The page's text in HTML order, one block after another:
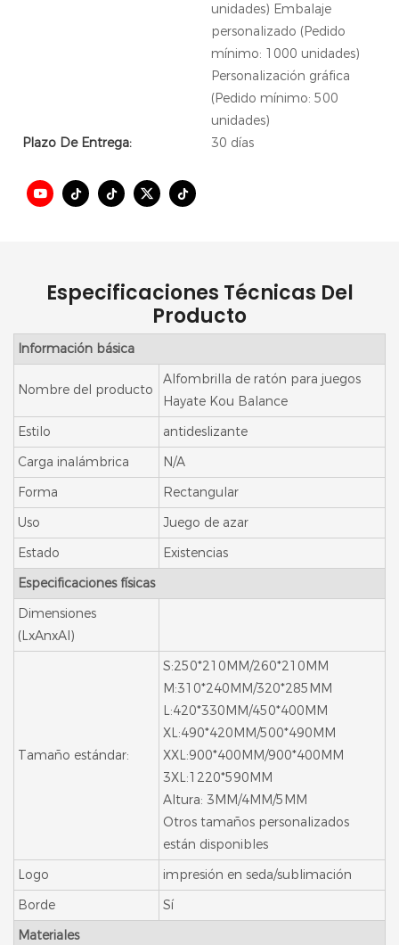
unidades) Embalaje
personalizado (Pedido
mínimo: 1000 unidades)
Personalización gráfica
(Pedido mínimo: 500
unidades)
Plazo De Entrega:
30 días
Especificaciones Técnicas Del
Producto
Información básica
Nombre del producto
Alfombrilla de ratón para juegos
Hayate Kou Balance
Estilo
antideslizante
Carga inalámbrica
N/A
Forma
Rectangular
Uso
Juego de azar
Estado
Existencias
Especificaciones físicas
Dimensiones
(LxAnxAl)
Tamaño estándar:
S:250*210MM/260*210MM
M:310*240MM/320*285MM
L:420*330MM/450*400MM
XL:490*420MM/500*490MM
XXL:900*400MM/900*400MM
3XL:1220*590MM
Altura: 3MM/4MM/5MM
Otros tamaños personalizados
están disponibles
Logo
impresión en seda/sublimación
Borde
Sí
Materiales